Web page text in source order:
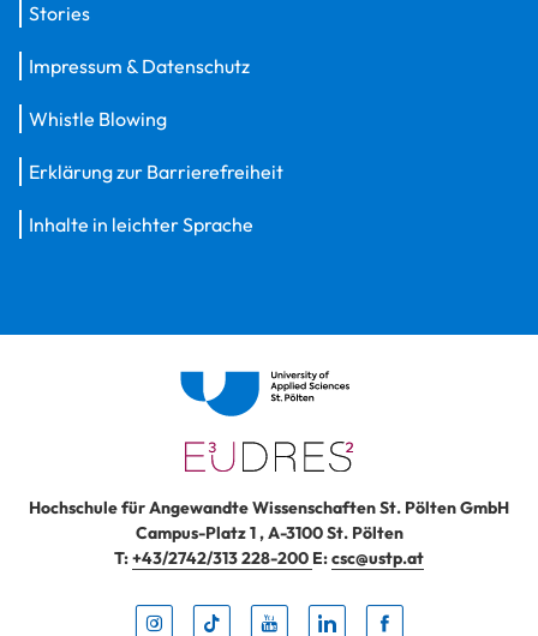
Stories
Impressum & Datenschutz
Whistle Blowing
Erklärung zur Barrierefreiheit
Inhalte in leichter Sprache
Hochschule für Angewandte Wissenschaften St. Pölten GmbH
Campus-Platz 1,A-3100St. Pölten
T:+43/2742/313 228-200 E:csc@ustp.at